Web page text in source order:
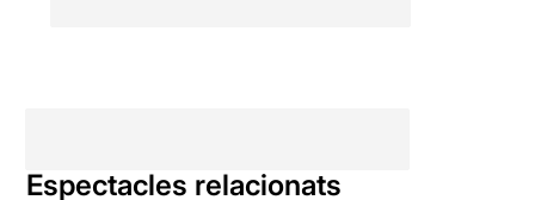
Espectacles relacionats